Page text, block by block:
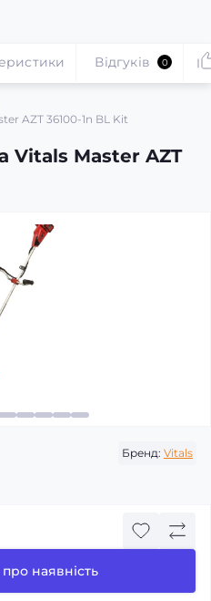
AZT 36100-1n BL Kit
Vitals Master AZT
Відгуків 0
Бренд: Vitals
наявність